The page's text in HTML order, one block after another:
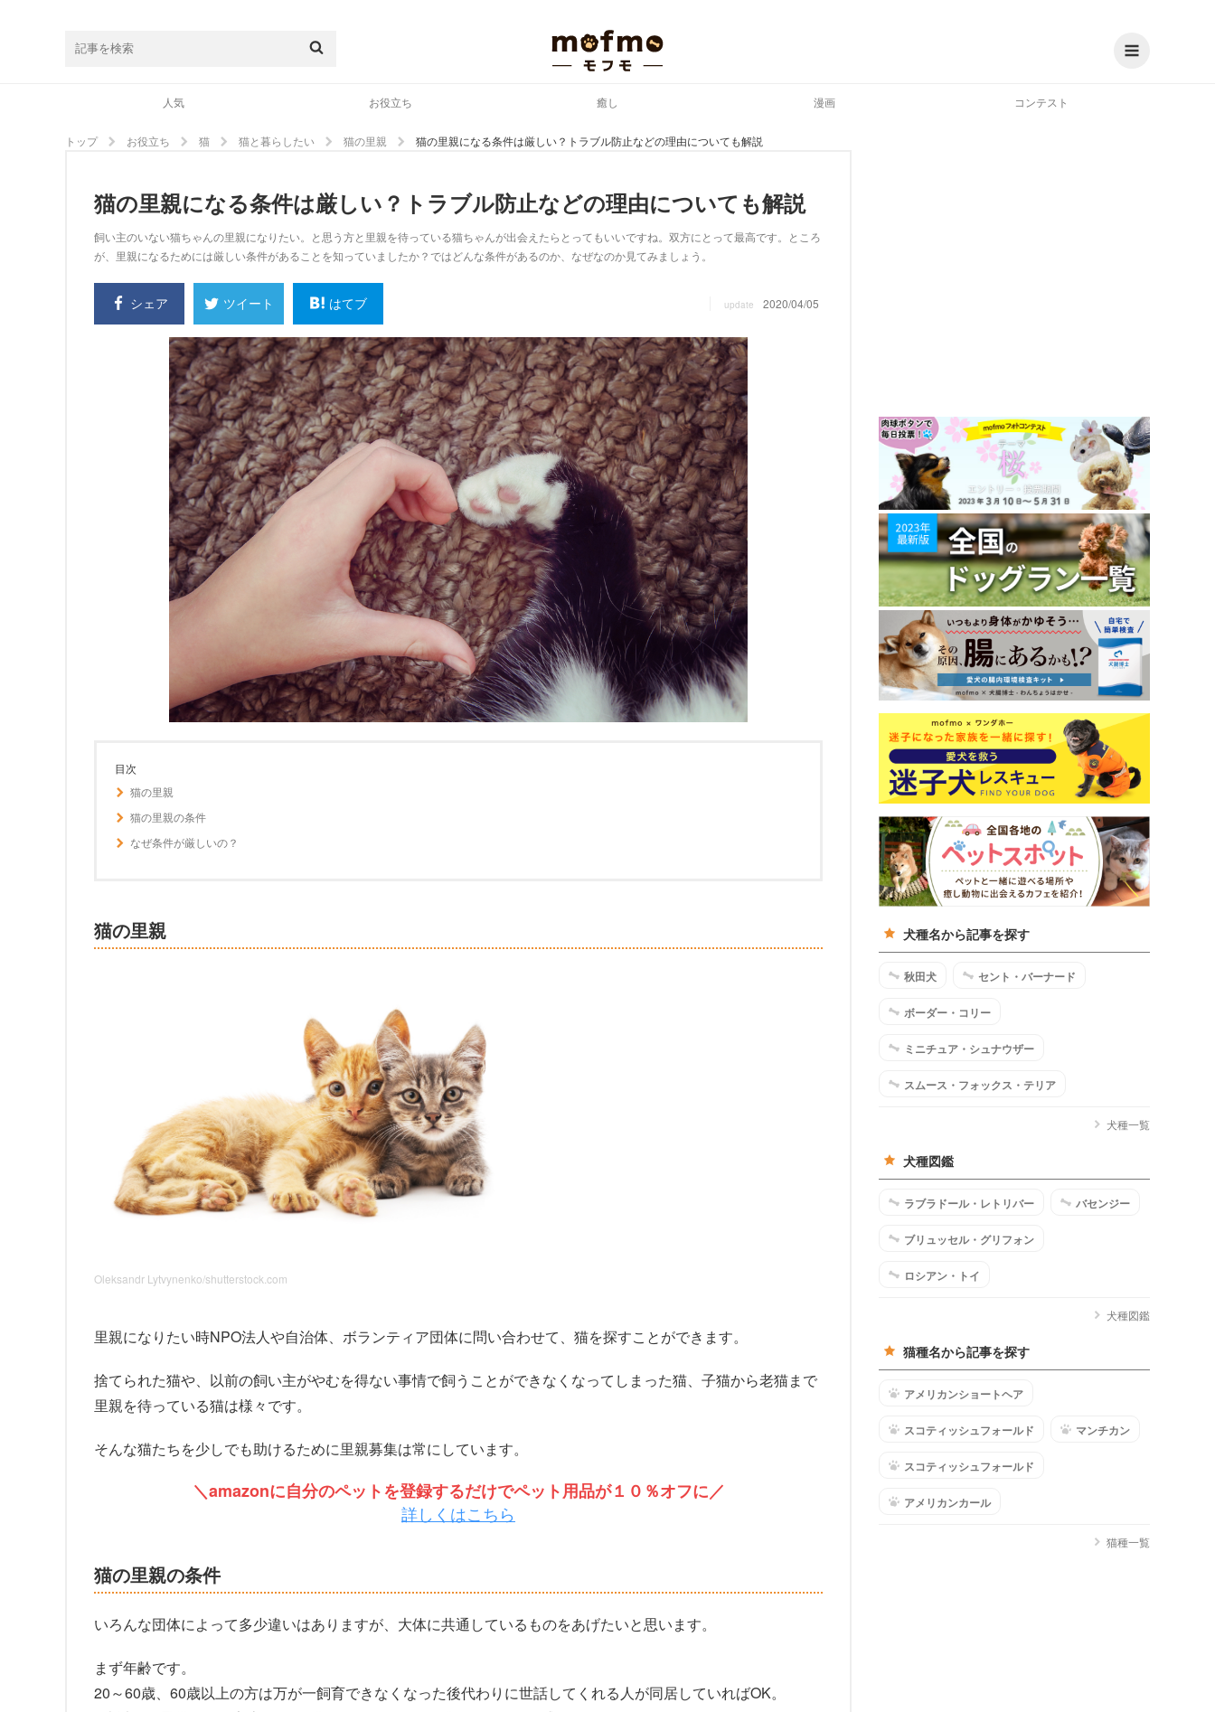
人気 お役立ち 癒し 漫画 コンテスト
トップ お役立ち 猫 猫と暮らしたい 猫の里親 猫の里親になる条件は厳しい？トラブル防止などの理由についても解説
猫の里親になる条件は厳しい？トラブル防止などの理由についても解説
飼い主のいない猫ちゃんの里親になりたい。と思う方と里親を待っている猫ちゃんが出会えたらとってもいいですね。双方にとって最高です。ところ
が、里親になるためには厳しい条件があることを知っていましたか？ではどんな条件があるのか、なぜなのか見てみましょう。
シェア ツイート はてブ update 2020/04/05
目次
猫の里親
猫の里親の条件
なぜ条件が厳しいの？
猫の里親
Oleksandr Lytvynenko/shutterstock.com
里親になりたい時NPO法人や自治体、ボランティア団体に問い合わせて、猫を探すことができます。
捨てられた猫や、以前の飼い主がやむを得ない事情で飼うことができなくなってしまった猫、子猫から老猫まで
里親を待っている猫は様々です。
そんな猫たちを少しでも助けるために里親募集は常にしています。
＼amazonに自分のペットを登録するだけでペット用品が１０％オフに／
詳しくはこちら
猫の里親の条件
いろんな団体によって多少違いはありますが、大体に共通しているものをあげたいと思います。
まず年齢です。
20～60歳、60歳以上の方は万が一飼育できなくなった後代わりに世話してくれる人が同居していればOK。
犬種名から記事を探す
秋田犬 セント・バーナード
ボーダー・コリー
ミニチュア・シュナウザー
スムース・フォックス・テリア
犬種一覧
犬種図鑑
ラブラドール・レトリバー バセンジー
ブリュッセル・グリフォン
ロシアン・トイ
犬種図鑑
猫種名から記事を探す
アメリカンショートヘア
スコティッシュフォールド マンチカン
スコティッシュフォールド
アメリカンカール
猫種一覧